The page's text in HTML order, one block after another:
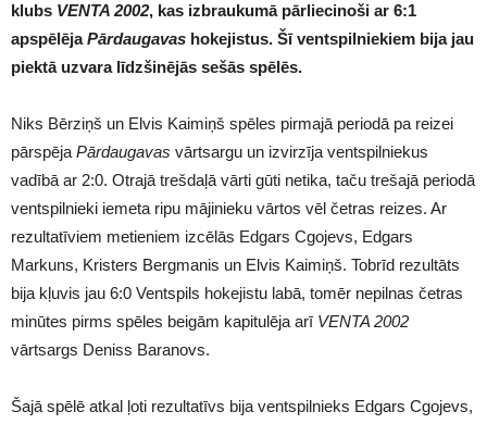
klubs VENTA 2002, kas izbraukumā pārliecinoši ar 6:1
apspēlējaPārdaugavas hokejistus. Šī ventspilniekiem bija jau
piektā uzvara līdzšinējās sešās spēlēs.
Niks Bērziņš un Elvis Kaimiņš spēles pirmajā periodā pa reizei
pārspēja Pārdaugavas vārtsargu un izvirzīja ventspilniekus
vadībā ar 2:0. Otrajā trešdaļā vārti gūti netika, taču trešajā periodā
ventspilnieki iemeta ripu mājinieku vārtos vēl četras reizes. Ar
rezultatīviem metieniem izcēlās Edgars Cgojevs, Edgars
Markuns, Kristers Bergmanis un Elvis Kaimiņš. Tobrīd rezultāts
bija kļuvis jau 6:0 Ventspils hokejistu labā, tomēr nepilnas četras
minūtes pirms spēles beigām kapitulēja arī VENTA 2002
vārtsargs Deniss Baranovs.
Šajā spēlē atkal ļoti rezultatīvs bija ventspilnieks Edgars Cgojevs,